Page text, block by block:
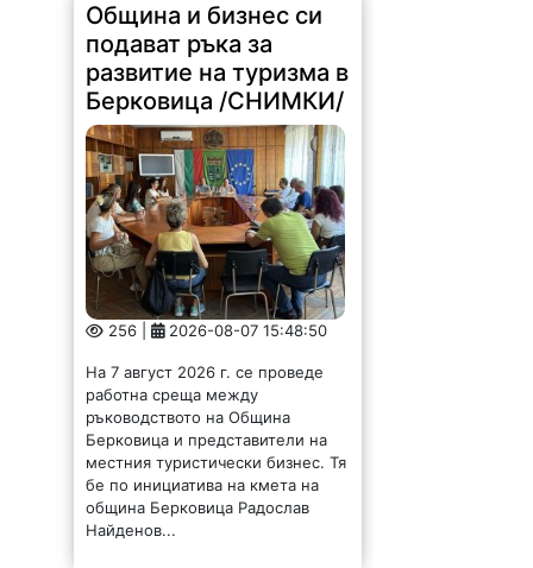
Община и бизнес си
подават ръка за
развитие на туризма в
Берковица /СНИМКИ/
256 | 2026-08-07 15:48:50
На 7 август 2026 г. се проведе
работна среща между
ръководството на Община
Берковица и представители на
местния туристически бизнес. Тя
бе по инициатива на кмета на
община Берковица Радослав
Найденов...